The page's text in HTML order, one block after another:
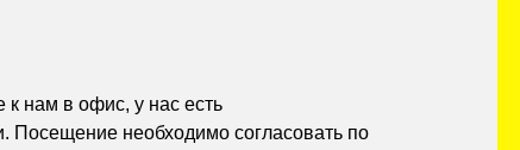
к нам в офис, у нас есть
Посещение необходимо согласовать по